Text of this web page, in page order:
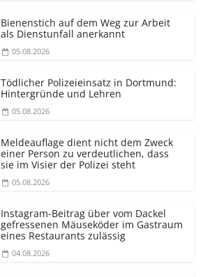
Bienenstich auf dem Weg zur Arbeit
als Dienstunfall anerkannt
05.08.2026
Tödlicher Polizeieinsatz in Dortmund:
Hintergründe und Lehren
05.08.2026
Meldeauflage dient nicht dem Zweck
einer Person zu verdeutlichen, dass
sie im Visier der Polizei steht
05.08.2026
Instagram-Beitrag über vom Dackel
gefressenen Mäuseköder im Gastraum
eines Restaurants zulässig
04.08.2026